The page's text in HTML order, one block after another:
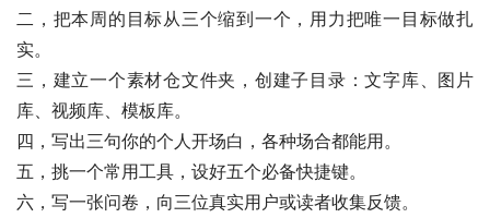
二，把本周的目标从三个缩到一个，用力把唯一目标做扎
实。
三，建立一个素材仓文件夹，创建子目录：文字库、图片
库、视频库、模板库。
四，写出三句你的个人开场白，各种场合都能用。
五，挑一个常用工具，设好五个必备快捷键。
六，写一张问卷，向三位真实用户或读者收集反馈。